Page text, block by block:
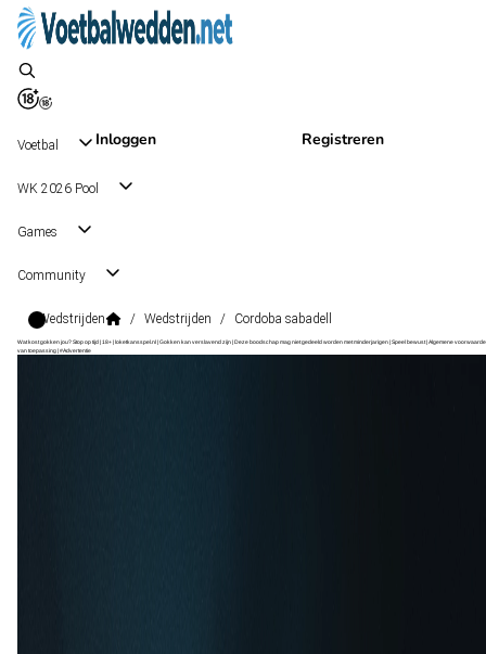
Inloggen Registreren
Voetbal
WK 2026 Pool
Games
Community
Wedstrijden / Wedstrijden / Cordoba sabadell
Wat kost gokken jou? Stop op tijd | 18+ | loketkansspel.nl | Gokken kan verslavend zijn | Deze boodschap mag niet gedeeld worden met minderjarigen | Speel bewust | Algemene
van toepassing | #Advertentie